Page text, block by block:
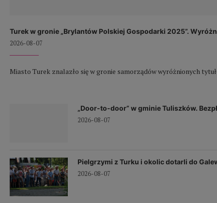
Turek w gronie „Brylantów Polskiej Gospodarki 2025”.
2026-08-07
Miasto Turek znalazło się w gronie samorządów wyróżnionych
„Door-to-door” w gminie Tuliszków.
2026-08-07
Pielgrzymi z Turku i okolic dotarli do
2026-08-07